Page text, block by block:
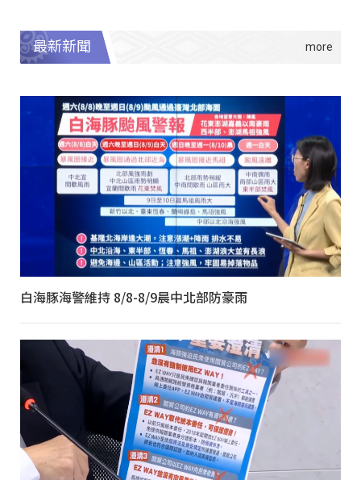
最新新聞
白海豚海警維持 8/8-8/9晨中北部防豪雨